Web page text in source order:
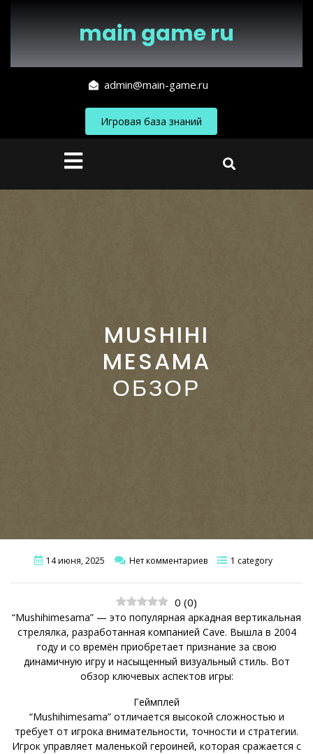
main game ru
admin@main-game.ru
Игровая база знаний
Кнопка
Открыть
MUSHIHI
MESAMA
ОБЗОР
14 июня, 2025 Нет комментариев 1 category
0 (0)
“Mushihimesama” — это популярная аркадная вертикальная
стрелялка, разработанная компанией Cave. Вышла в 2004
году и со времён приобретает признание за свою
динамичную игру и насыщенный визуальный стиль. Вот
обзор ключевых аспектов игры:
Геймплей
“Mushihimesama” отличается высокой сложностью и
требует от игрока внимательности, точности и стратегии.
Игрок управляет маленькой героиней, которая сражается с